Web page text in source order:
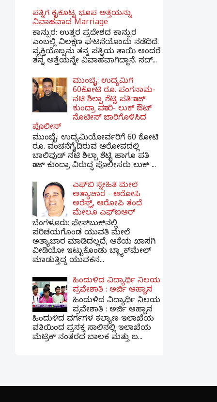
ಪತ್ನಿಗೆ ಕೈಕೊಟ್ಟ ಭೂಪ ಅತ್ತೆಯನ್ನು
ವಿವಾಹವಾದ Marriage
ಕಾನ್ಪುರ: ಉತ್ತರ ಪ್ರದೇಶದ ಕಾನ್ಪುರ
ಎಂಬಲ್ಲಿ ವಿಲಕ್ಷಣ ಘಟನೆಯೊಂದು ನಡೆದಿದೆ.
ವ್ಯಕ್ತಿಯೊಬ್ಬನು ತನ್ನ ಪತ್ನಿಯ ತಾಯಿ ಅಂದರೆ
ತನ್ನ ಅತ್ತೆಯನ್ನೇ ವಿವಾಹವಾಗಿದ್ದಾನೆ. ಸದ್...
ಮುಂಬೈ: ಉದ್ಯಮಿಗೆ
60ಕೋಟಿ ರೂ. ಪಂಗನಾಮ-
ನಟಿ ಶಿಲ್ಪಾ ಶೆಟ್ಟಿ ಪತಿ ರಾಜ್
ಕುಂದ್ರಾ ಪರಾರಿ- ಲುಕ್ ಔಟ್
ನೊಟೀಸ್ ಜಾರಿಗೊಳಿಸಿದ
ಪೊಲೀಸ್
ಮುಂಬೈ: ಉದ್ಯಮಿಯೋರ್ವರಿಗೆ 60 ಕೋಟಿ
ರೂ. ವಂಚನೆಗೈದಿರುವ ಆರೋಪದಲ್ಲಿ
ಬಾಲಿವುಡ್ ನಟಿ ಶಿಲ್ಪಾ ಶೆಟ್ಟಿ ಹಾಗೂ ಪತಿ
ರಾಜ್ ಕುಂದ್ರಾ ವಿರುದ್ಧ ಪೊಲೀಸರು ಲುಕ್ ...
ಎಫ್‌ಬಿ ಸ್ನೇಹಿತೆ ಮೇಲೆ
ಅತ್ಯಾಚಾರ - ಆರೋಪಿ
ಅರೆಸ್ಟ್, ಆರೋಪಿ ತಂದೆ
ಮೇಲೂ ಎಫ್ಐಆರ್
ಬೆಂಗಳೂರು: ಫೇಸ್‌ಬುಕ್‌ನಲ್ಲಿ
ಪರಿಚಯಗೊಂಡ ಯುವತಿ ಮೇಲೆ
ಅತ್ಯಾಚಾರ ಮಾಡಿದಲ್ಲದೆ, ಆಕೆಯ ಖಾಸಗಿ
ವೀಡಿಯೋ ಇಟ್ಟುಕೊಂಡು ಬ್ಲ್ಯಾಕ್‌ಮೇಲ್
ಮಾಡುತ್ತಿದ್ದ ಯುವಕನ...
ಹಿಂದುಳಿದ ವಿದ್ಯಾರ್ಥಿ ನಿಲಯ
ಪ್ರವೇಶಾತಿ : ಅರ್ಜಿ ಆಹ್ವಾನ
ಹಿಂದುಳಿದ ವಿದ್ಯಾರ್ಥಿ ನಿಲಯ
ಪ್ರವೇಶಾತಿ : ಅರ್ಜಿ ಆಹ್ವಾನ
ಹಿಂದುಳಿದ ವರ್ಗಗಳ ಕಲ್ಯಾಣ ಇಲಾಖೆಯ
ವತಿಯಿಂದ ಪ್ರಸಕ್ತ ಸಾಲಿನಲ್ಲಿ ಇಲಾಖೆಯ
ಮೆಟ್ರಿಕ್ ನಂತರದ ಬಾಲಕ ಮತ್ತು ಬ...
×
📢 ನಮ್ಮ WhatsApp ಗ್ರೂಪ್‌ಗೆ ಸೇರಿ — ತಕ್ಷಣದ